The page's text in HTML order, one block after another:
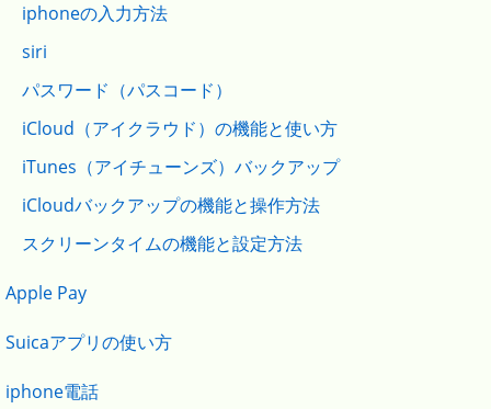
iphoneの入力方法
siri
パスワード（パスコード）
iCloud（アイクラウド）の機能と使い方
iTunes（アイチューンズ）バックアップ
iCloudバックアップの機能と操作方法
スクリーンタイムの機能と設定方法
Apple Pay
Suicaアプリの使い方
iphone電話